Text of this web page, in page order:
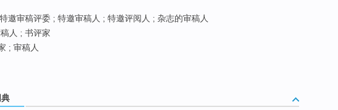
邀审稿评委 ; 特邀审稿人 ; 特邀评阅人 ; 杂志的审稿人
人 ; 书评家
; 审稿人